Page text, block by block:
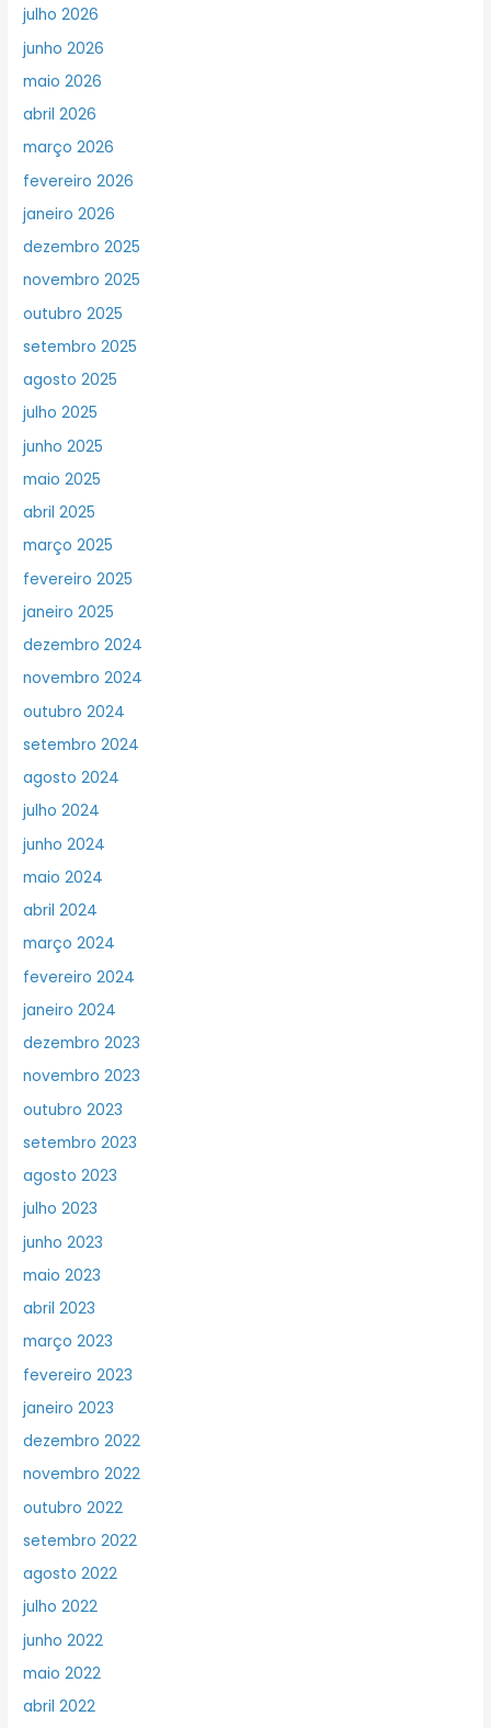
julho 2026
junho 2026
maio 2026
abril 2026
março 2026
fevereiro 2026
janeiro 2026
dezembro 2025
novembro 2025
outubro 2025
setembro 2025
agosto 2025
julho 2025
junho 2025
maio 2025
abril 2025
março 2025
fevereiro 2025
janeiro 2025
dezembro 2024
novembro 2024
outubro 2024
setembro 2024
agosto 2024
julho 2024
junho 2024
maio 2024
abril 2024
março 2024
fevereiro 2024
janeiro 2024
dezembro 2023
novembro 2023
outubro 2023
setembro 2023
agosto 2023
julho 2023
junho 2023
maio 2023
abril 2023
março 2023
fevereiro 2023
janeiro 2023
dezembro 2022
novembro 2022
outubro 2022
setembro 2022
agosto 2022
julho 2022
junho 2022
maio 2022
abril 2022